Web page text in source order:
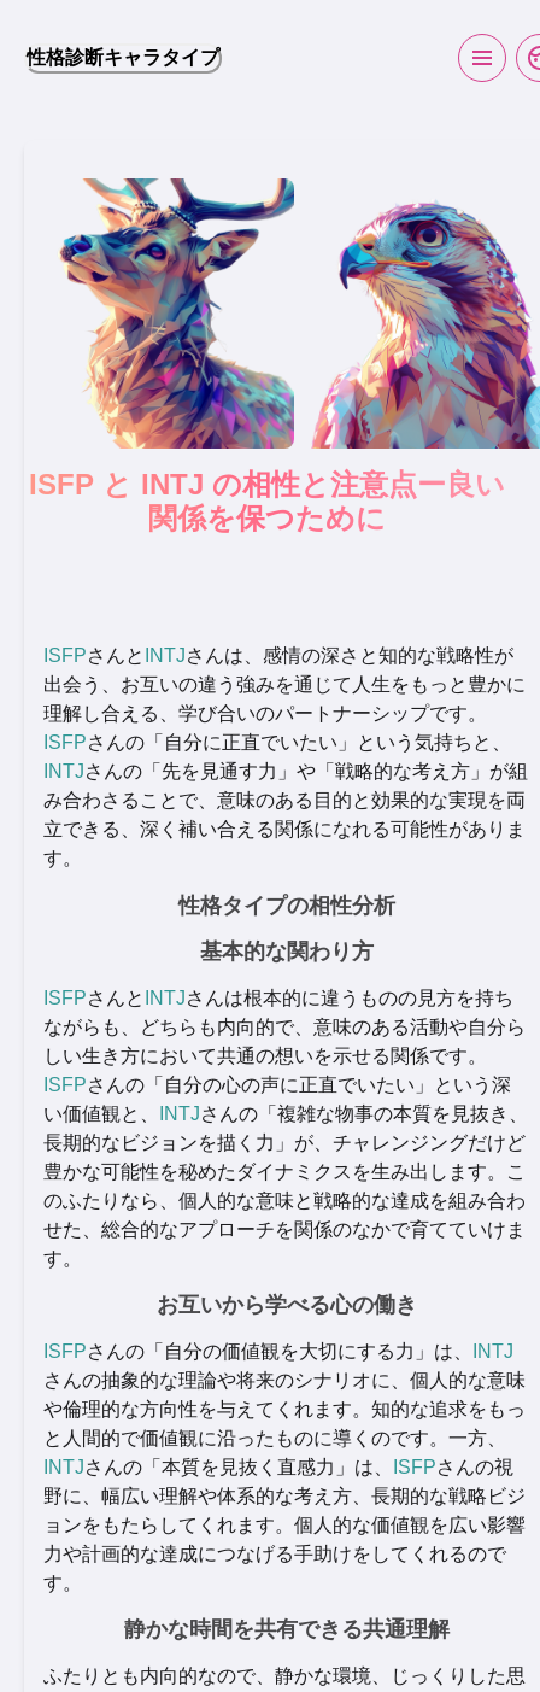
性格診断キャラタイプ
ISFP と INTJ の相性と注意点ー良い
関係を保つために
ISFPさんと INTJさんは、感情の深さと知的な戦略性が
出会う、お互いの違う強みを通じて人生をもっと豊かに
理解し合える、学び合いのパートナーシップです。
ISFPさんの「自分に正直でいたい」という気持ちと、
INTJさんの「先を見通す力」や「戦略的な考え方」が組
み合わさることで、意味のある目的と効果的な実現を両
立できる、深く補い合える関係になれる可能性がありま
す。
性格タイプの相性分析
基本的な関わり方
ISFPさんと INTJさんは根本的に違うものの見方を持ち
ながらも、どちらも内向的で、意味のある活動や自分ら
しい生き方において共通の想いを示せる関係です。
ISFPさんの「自分の心の声に正直でいたい」という深
い価値観と、
INTJさんの「複雑な物事の本質を見抜き、
長期的なビジョンを描く力」が、チャレンジングだけど
豊かな可能性を秘めたダイナミクスを生み出します。こ
のふたりなら、個人的な意味と戦略的な達成を組み合わ
せた、総合的なアプローチを関係のなかで育てていけま
す。
お互いから学べる心の働き
ISFPさんの「自分の価値観を大切にする力」は、
INTJ
さんの抽象的な理論や将来のシナリオに、個人的な意味
や倫理的な方向性を与えてくれます。知的な追求をもっ
と人間的で価値観に沿ったものに導くのです。一方、
INTJさんの「本質を見抜く直感力」は、 ISFPさんの視
野に、幅広い理解や体系的な考え方、長期的な戦略ビジ
ョンをもたらしてくれます。個人的な価値観を広い影響
力や計画的な達成につなげる手助けをしてくれるので
す。
静かな時間を共有できる共通理解
ふたりとも内向的なので、静かな環境、じっくりした思